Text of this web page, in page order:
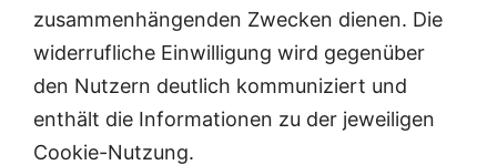
zusammenhängenden Zwecken dienen. Die
widerrufliche Einwilligung wird gegenüber
den Nutzern deutlich kommuniziert und
enthält die Informationen zu der jeweiligen
Cookie-Nutzung.